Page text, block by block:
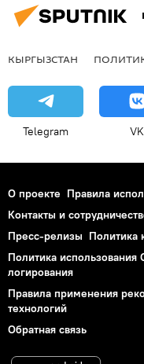
КЫРГЫЗСТАН
Telegram VK
О проекте Правила
Контакты и
Пресс-релизы Политика
Политика использования
логирования
Правила применения
технологий
Обратная связь